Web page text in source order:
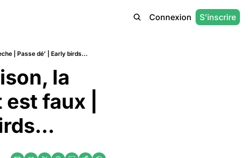
Connexion S'inscrire
| Passe dé’ | Early birds...
la
faux |